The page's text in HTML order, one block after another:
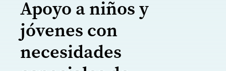
Apoyo a niños y
jóvenes con
necesidades